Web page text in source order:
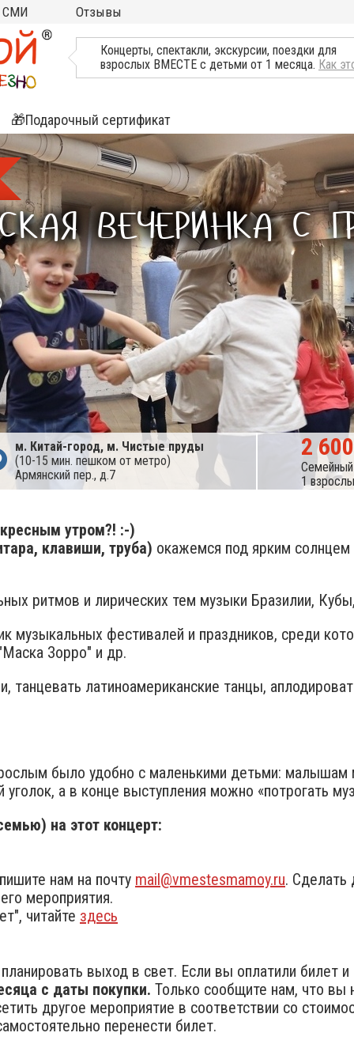
СМИ
ТВ, Пресса о нас
Отзывы
Концерты, спектакли, экскурсии, поездки для
взрослых ВМЕСТЕ с детьми от 1 месяца. Как
🎁Подарочный сертификат
ВЕЧЕРИНКА С
м. Китай-город, м. Чистые пруды
(10-15 мин. пешком от метро)
Армянский пер., д.7
2
1
утром?! :-)
клавиши, труба) окажемся под ярким солнцем
ритмов и лирических тем музыки Бразилии,
музыкальных фестивалей и праздников, среди
Зорро" и др.
танцевать латиноамериканские танцы,
было удобно с маленькими детьми: малышам
а в конце выступления можно «потрогать
на этот концерт:
нам на почту mail@vmestesmamoy.ru. Сделать
мероприятия.
читайте здесь
выход в свет. Если вы оплатили билет и
с даты покупки. Только сообщите нам, что вы
другое мероприятие в соответствии со
перенести билет.